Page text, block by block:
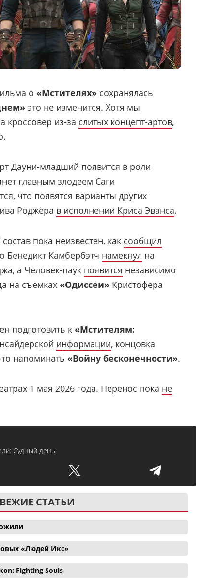
о «Мстителях» сохранялась
это не изменится. Хотя мы
кроссовер из-за слитых концепт-артов,
Дауни-младший появится в роли
главным злодеем Саги
что появятся варианты других
Роджера в исполнении Криса Эванса.
пока неизвестен, как сообщил
Бенедикт Камбербэтч намекнул на
а Человек-паук появится независимо
на съемках «Одиссеи» Кристофера
подготовить к «Мстителям:
информации, концовка
напоминать «Войну бесконечности».
1 мая 2026 года. Перенос пока не
Судный день
СТАТЬИ
«Людей Икс»
Fighting Souls